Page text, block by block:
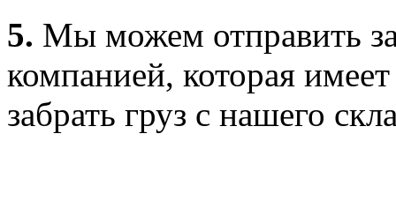
5. Мы можем отправить
компанией, которая
забрать груз с нашего